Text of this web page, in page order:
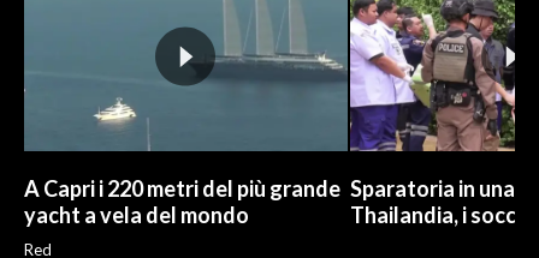
A Capri i 220 metri del più grande
yacht a vela del mondo
Red
Sparatoria in una
Thailandia, i